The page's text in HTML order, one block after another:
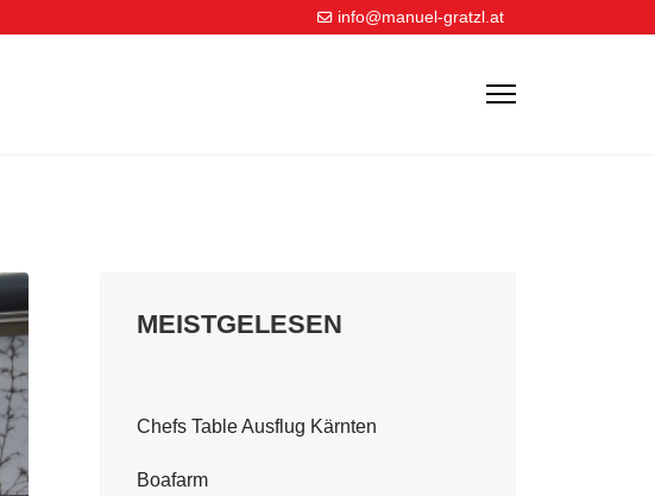
info@manuel-gratzl.at
MEISTGELESEN
Chefs Table Ausflug Kärnten
Boafarm